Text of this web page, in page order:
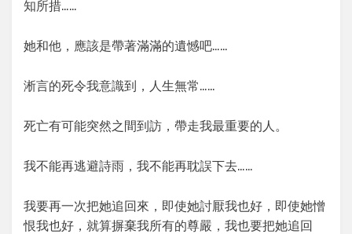
知所措……
她和他，應該是帶著滿滿的遺憾吧……
淅言的死令我意識到，人生無常……
死亡有可能突然之間到訪，帶走我最重要的人。
我不能再逃避詩雨，我不能再耽誤下去……
我要再一次把她追回來，即使她討厭我也好，即使她憎
恨我也好，就算摒棄我所有的尊嚴，我也要把她追回